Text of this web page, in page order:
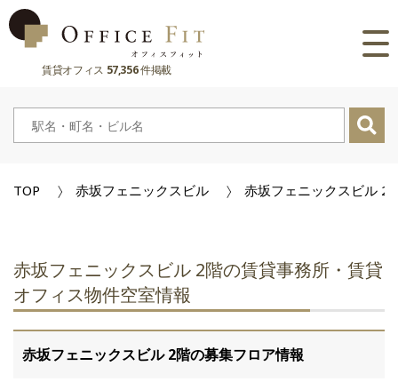
賃貸オフィス 57,356件掲載
路線
大阪府
奈良県
主要駅
兵庫県
奈良県
滋賀県
市区町村
京都府
兵庫県
奈良県
TOP 赤坂フェニックスビル 赤坂フェニックスビル 2
赤坂フェニックスビル 2階の賃貸事務所・賃貸
オフィス物件空室情報
赤坂フェニックスビル 2階の募集フロア情報